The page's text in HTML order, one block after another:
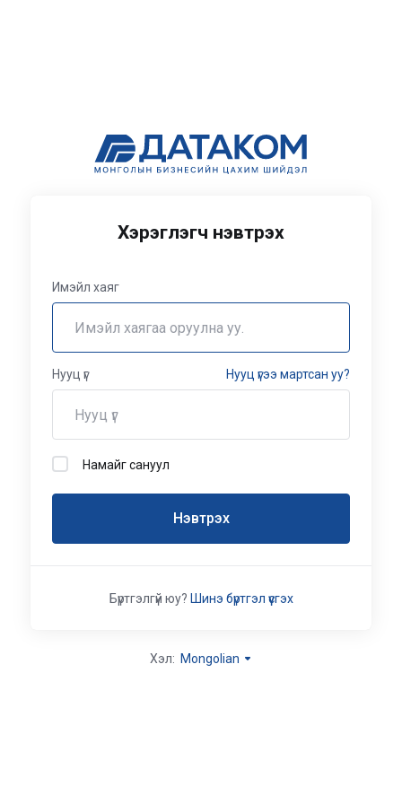
Хэрэглэгч нэвтрэх
Имэйл хаяг
Нууц үг Нууц үгээ мартсан уу?
Намайг сануул
Нэвтрэх
Бүртгэлгүй юу? Шинэ бүртгэл үүсгэх
Хэл: Mongolian